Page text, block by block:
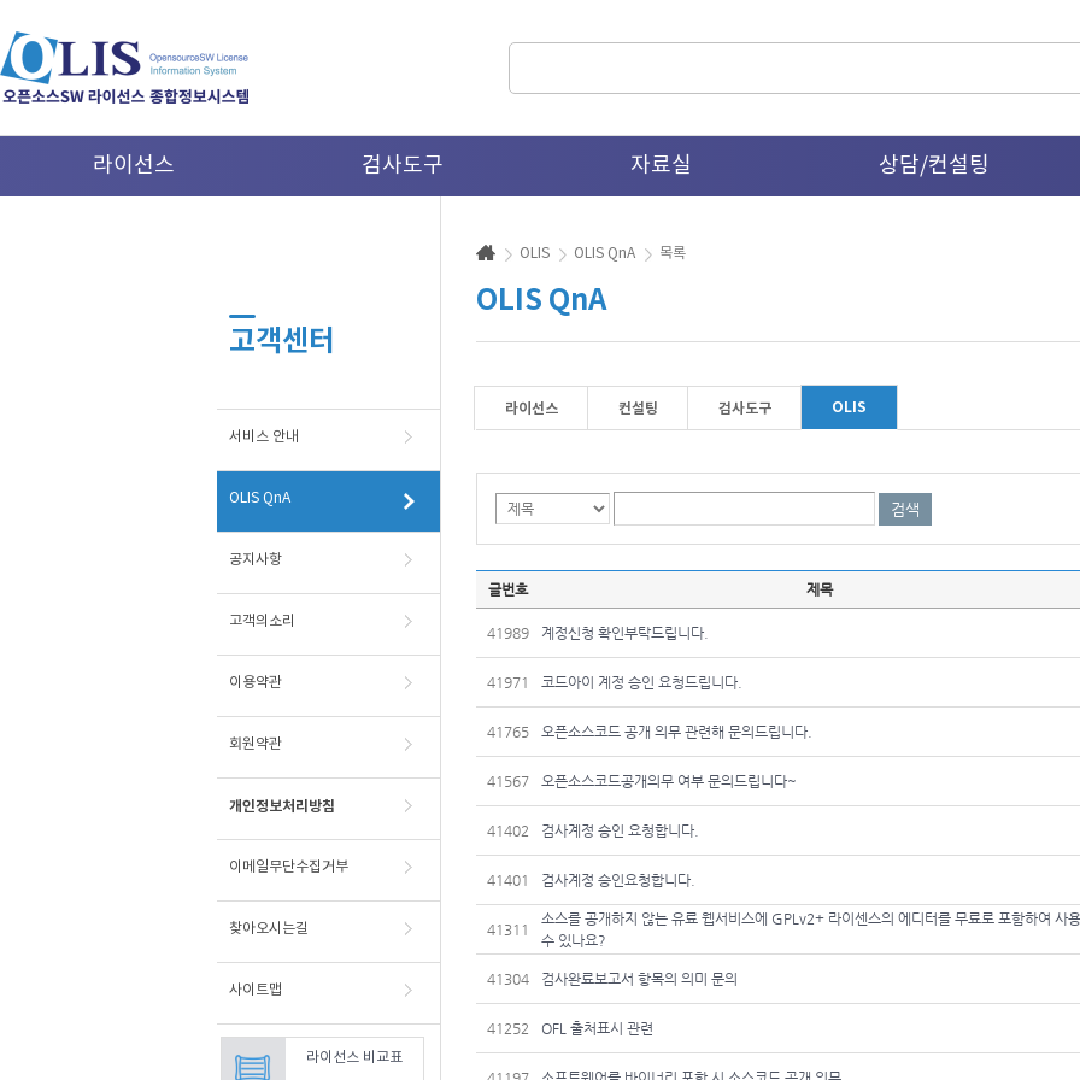
라이선스 검사도구 자료실 상담/컨설팅
고객센터
서비스 안내
OLIS QnA
공지사항
고객의소리
이용약관
회원약관
개인정보처리방침
이메일무단수집거부
찾아오시는길
사이트맵
라이선스 비교표
OLIS OLIS QnA 목록
OLIS QnA
라이선스 컨설팅 검사도구 OLIS
검색
L
글번호 제목
41989 계정신청 확인부탁드립니다.
41971 코드아이 계정 승인 요청드립니다.
41765 오픈소스코드 공개 의무 관련해 문의드립니다.
41567 오픈소스코드공개의무 여부 문의드립니다~
41402 검사계정 승인 요청합니다.
41401 검사계정 승인요청합니다.
41311
소스를 공개하지 않는 유료 웹서비스에 GPLv2+ 라이센스의 에디터를 무료로 포함하여 사
수 있나요?
41304 검사완료보고서 항목의 의미 문의
41252 OFL 출처표시 관련